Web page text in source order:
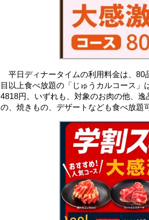
平日ディナータイムの利用料金は、80
目以上食べ放題の「じゅうカルコース
4818円。いずれも、対象のお肉の他、
の、焼きもの、デザートなども食べ放題